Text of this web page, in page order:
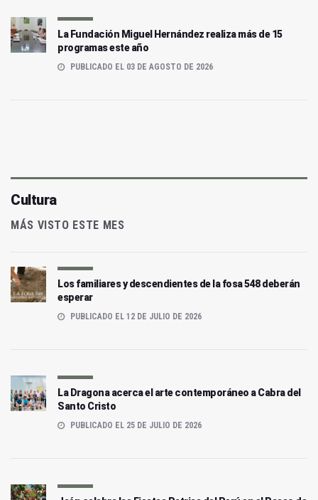
La Fundación Miguel Hernández realiza más de 15
programas este año
PUBLICADO EL 03 DE AGOSTO DE 2026
Cultura
MÁS VISTO ESTE MES
Los familiares y descendientes de la fosa 548 deberán
esperar
PUBLICADO EL 12 DE JULIO DE 2026
La Dragona acerca el arte contemporáneo a Cabra del
Santo Cristo
PUBLICADO EL 25 DE JULIO DE 2026